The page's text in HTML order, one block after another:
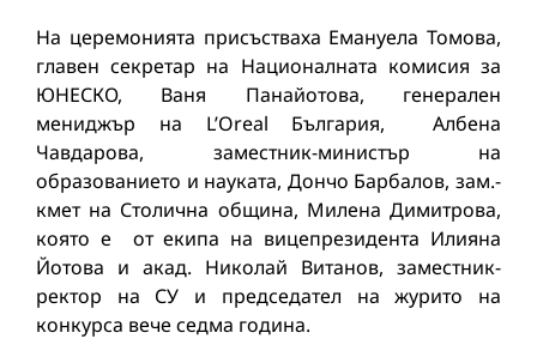
На церемонията присъстваха Емануела Томова,
главен секретар на Националната комисия за
ЮНЕСКО, Ваня Панайотова, генерален
мениджър на L’Oreal България, Албена
Чавдарова, заместник-министър на
образованието и науката, Дончо Барбалов, зам.-
кмет на Столична община, Милена Димитрова,
която е от екипа на вицепрезидента Илияна
Йотова и aкад. Николай Витанов, заместник-
ректор на СУ и председател на журито на
конкурса вече седма година.